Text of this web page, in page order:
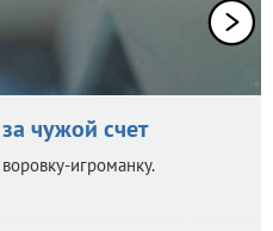
чужой счет
игроманку.